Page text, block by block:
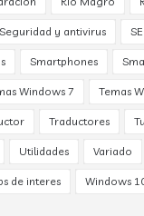
Seguridad y antivirus
Smartphones
Windows 7 Temas
Traductores
Utilidades Variado
de interes Windows